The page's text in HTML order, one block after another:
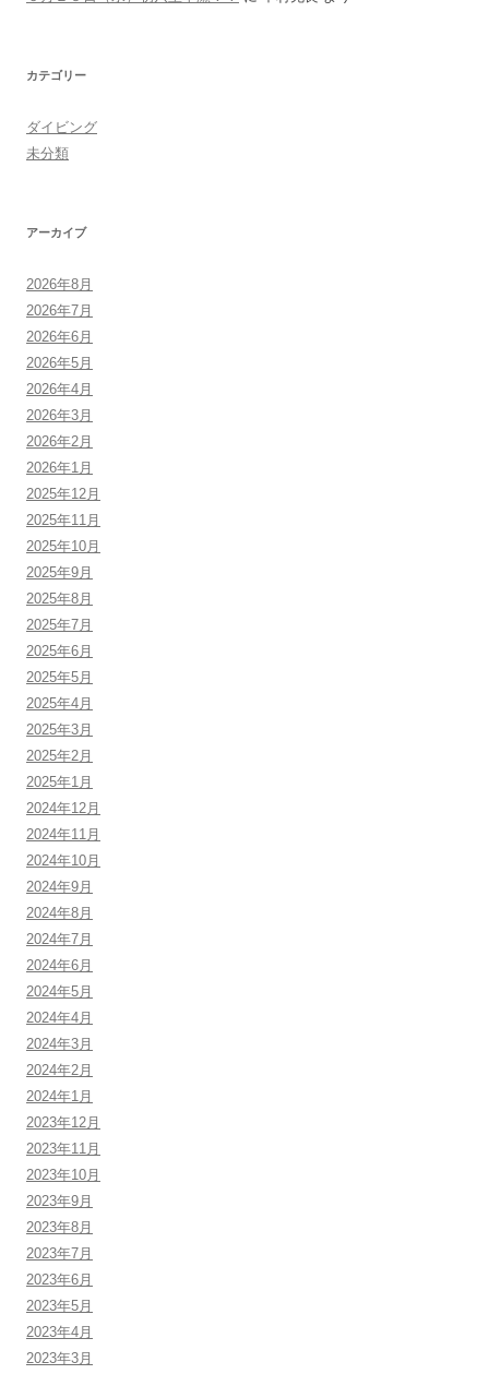
カテゴリー
ダイビング
未分類
アーカイブ
2026年8月
2026年7月
2026年6月
2026年5月
2026年4月
2026年3月
2026年2月
2026年1月
2025年12月
2025年11月
2025年10月
2025年9月
2025年8月
2025年7月
2025年6月
2025年5月
2025年4月
2025年3月
2025年2月
2025年1月
2024年12月
2024年11月
2024年10月
2024年9月
2024年8月
2024年7月
2024年6月
2024年5月
2024年4月
2024年3月
2024年2月
2024年1月
2023年12月
2023年11月
2023年10月
2023年9月
2023年8月
2023年7月
2023年6月
2023年5月
2023年4月
2023年3月